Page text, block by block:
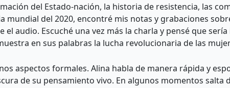
del Estado-nación, la historia de resistencia, las
mundial del 2020, encontré mis notas y grabaciones
audio. Escuché una vez más la charla y pensé que
en sus palabras la lucha revolucionaria de las
aspectos formales. Alina habla de manera rápida y
de su pensamiento vivo. En algunos momentos salta